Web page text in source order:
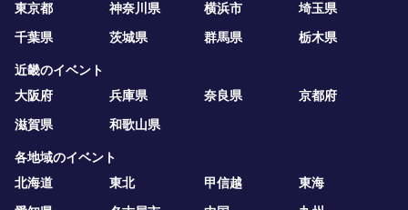
東京都
神奈川県 横浜市
埼玉県
千葉県
茨城県 群馬県 栃木県
近畿のイベント
大阪府
兵庫県 奈良県
京都府
滋賀県
和歌山県
各地域のイベント
北海道
東北 甲信越
東海